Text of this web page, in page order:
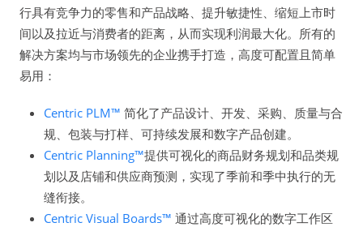
行具有竞争力的零售和产品战略、提升敏捷性、缩短上市时
间以及拉近与消费者的距离，从而实现利润最大化。所有的
解决方案均与市场领先的企业携手打造，高度可配置且简单
易用：
Centric PLM™ 简化了产品设计、开发、采购、质量与合
规、包装与打样、可持续发展和数字产品创建。
Centric Planning™提供可视化的商品财务规划和品类规
划以及店铺和供应商预测，实现了季前和季中执行的无
缝衔接。
Centric Visual Boards™ 通过高度可视化的数字工作区